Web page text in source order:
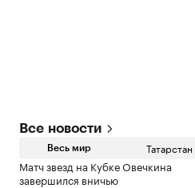
Все новости
Весь мир Татарстан
Матч звезд на Кубке Овечкина
завершился вничью